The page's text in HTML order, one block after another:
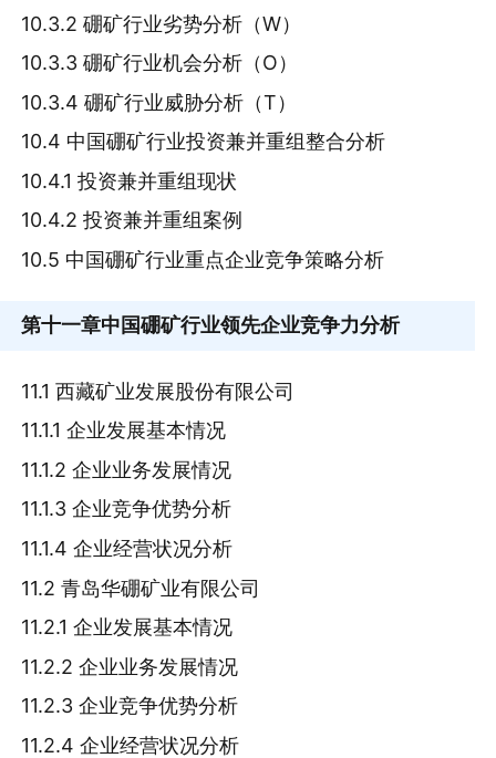
10.3.2 硼矿行业劣势分析（W）
10.3.3 硼矿行业机会分析（O）
10.3.4 硼矿行业威胁分析（T）
10.4 中国硼矿行业投资兼并重组整合分析
10.4.1 投资兼并重组现状
10.4.2 投资兼并重组案例
10.5 中国硼矿行业重点企业竞争策略分析
第十一章中国硼矿行业领先企业竞争力分析
11.1 西藏矿业发展股份有限公司
11.1.1 企业发展基本情况
11.1.2 企业业务发展情况
11.1.3 企业竞争优势分析
11.1.4 企业经营状况分析
11.2 青岛华硼矿业有限公司
11.2.1 企业发展基本情况
11.2.2 企业业务发展情况
11.2.3 企业竞争优势分析
11.2.4 企业经营状况分析